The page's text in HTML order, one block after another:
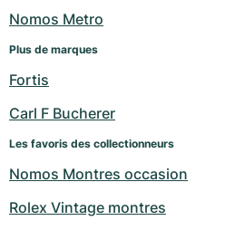
Nomos Metro
Plus de marques
Fortis
Carl F Bucherer
Les favoris des collectionneurs
Nomos Montres occasion
Rolex Vintage montres